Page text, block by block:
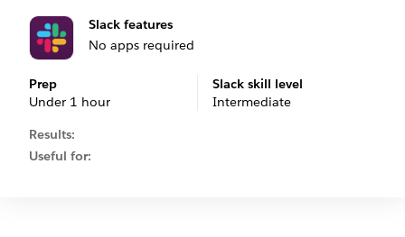
Slack features
No apps required
Prep
Under 1 hour
Slack skill level
Intermediate
Results:
Useful for: